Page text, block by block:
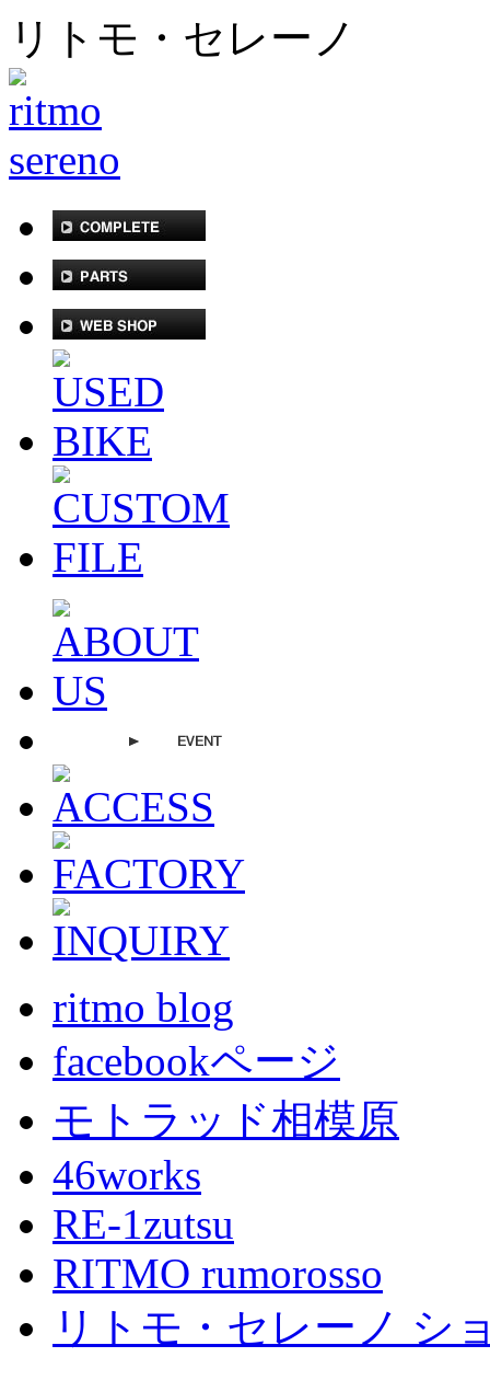
リトモ・セレーノ
ritmo blog
facebookページ
モトラッド相模原
46works
RE-1zutsu
RITMO rumorosso
リトモ・セレーノ シ